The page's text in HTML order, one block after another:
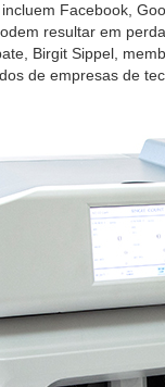
Facebook,
resultar em
Birgit Sippel,
de empresas de